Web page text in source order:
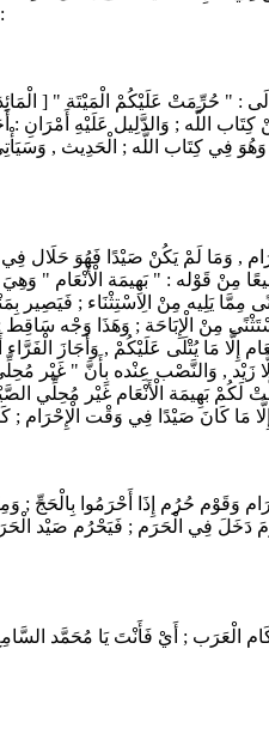
حَيًّا فَيُذَكَّى , وَإِنْ بَادَرُوا إِلَى تَذْكِيَته فَمَاتَ بِنَفْسِهِ , فَقِيلَ : هُوَ ذَكِيّ , وَقِيلَ : لَيْسَ بِذَكِيٍّ ; وَسَيَأْتِي لِهَذَا مَزِيد بَيَان إِنْ شَاءَ اللَّه تَعَالَى :
اللَّه ; وَالدَّلِيل عَلَيْهِ أَمْرَانِ
فِي كِتَاب اللَّه ; الْحَدِيث ,
, وَمَا لَمْ يَكُنْ صَيْدًا فَهُوَ حَلَال فِي
مِنْ قَوْله : " بَهِيمَة الْأَنْعَام "
: هُوَ مُسْتَثْنًى مِمَّا يَلِيه مِنْ
مِنْ الْإِبَاحَة ; وَهَذَا وَجْه سَاقِط
إِلَّا مَا يُتْلَى عَلَيْكُمْ , وَأَجَازَ
زَيْد , وَالنَّصْب عِنْده بِأَنَّ " غَيْر
بَهِيمَة الْأَنْعَام غَيْر مُحِلِّي
وَقَوْم حُرُم إِذَا أَحْرَمُوا
دَخَلَ فِي الْحَرَم ; فَيَحْرُم صَيْد